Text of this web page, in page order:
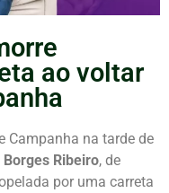
ao voltar
Campanha na tarde de
Borges Ribeiro, de
por uma carreta